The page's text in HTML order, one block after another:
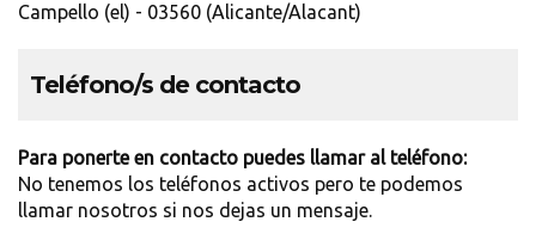
Campello (el) - 03560 (Alicante/Alacant)
Teléfono/s de contacto
Para ponerte en contacto puedes llamar al teléfono:
No tenemos los teléfonos activos pero te podemos
llamar nosotros si nos dejas un mensaje.